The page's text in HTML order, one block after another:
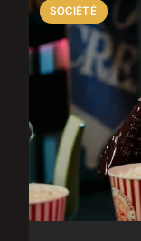
SOCIÉTÉ